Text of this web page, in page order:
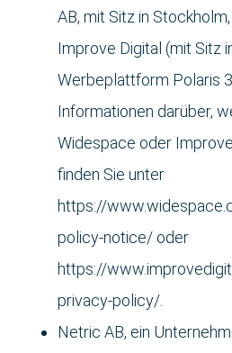
AB, mit Sitz in
Improve Digital (mit Sitz
Werbeplattform Polaris
Informationen darüber,
Widespace oder
finden Sie unter
https://
policy-notice/ oder
https://
privacy-policy/.
Netric AB, ein